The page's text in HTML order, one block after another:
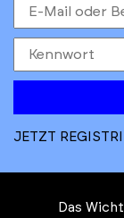
JETZT
Das